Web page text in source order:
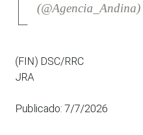
(@Agencia_Andina)
(FIN) DSC/RRC
JRA
Publicado: 7/7/2026